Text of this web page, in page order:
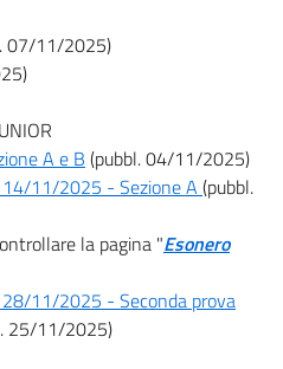
07/11/2025)
A e B (pubbl. 04/11/2025)
14/11/2025 - Sezione A (pubbl.
la pagina "Esonero
11/2025 - Seconda prova
25/11/2025)